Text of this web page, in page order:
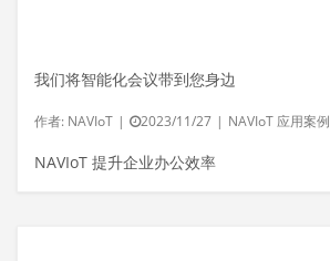
我们将智能化会议带到您身边
作者: NAVIoT | 2023/11/27 | NAVIoT 应用案例
NAVIoT 提升企业办公效率